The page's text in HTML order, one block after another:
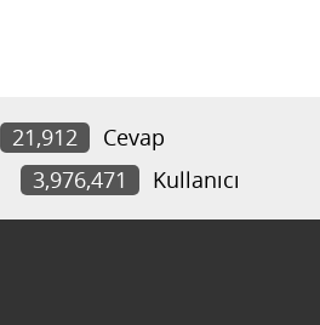
21,912
Cevap
3,976,471 Kullanıcı